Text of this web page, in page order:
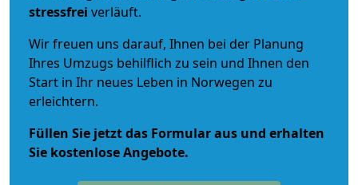
stressfrei verläuft.
Wir freuen uns darauf, Ihnen bei der Planung
Ihres Umzugs behilflich zu sein und Ihnen den
Start in Ihr neues Leben in Norwegen zu
erleichtern.
Füllen Sie jetzt das Formular aus und erhalten
Sie kostenlose Angebote.